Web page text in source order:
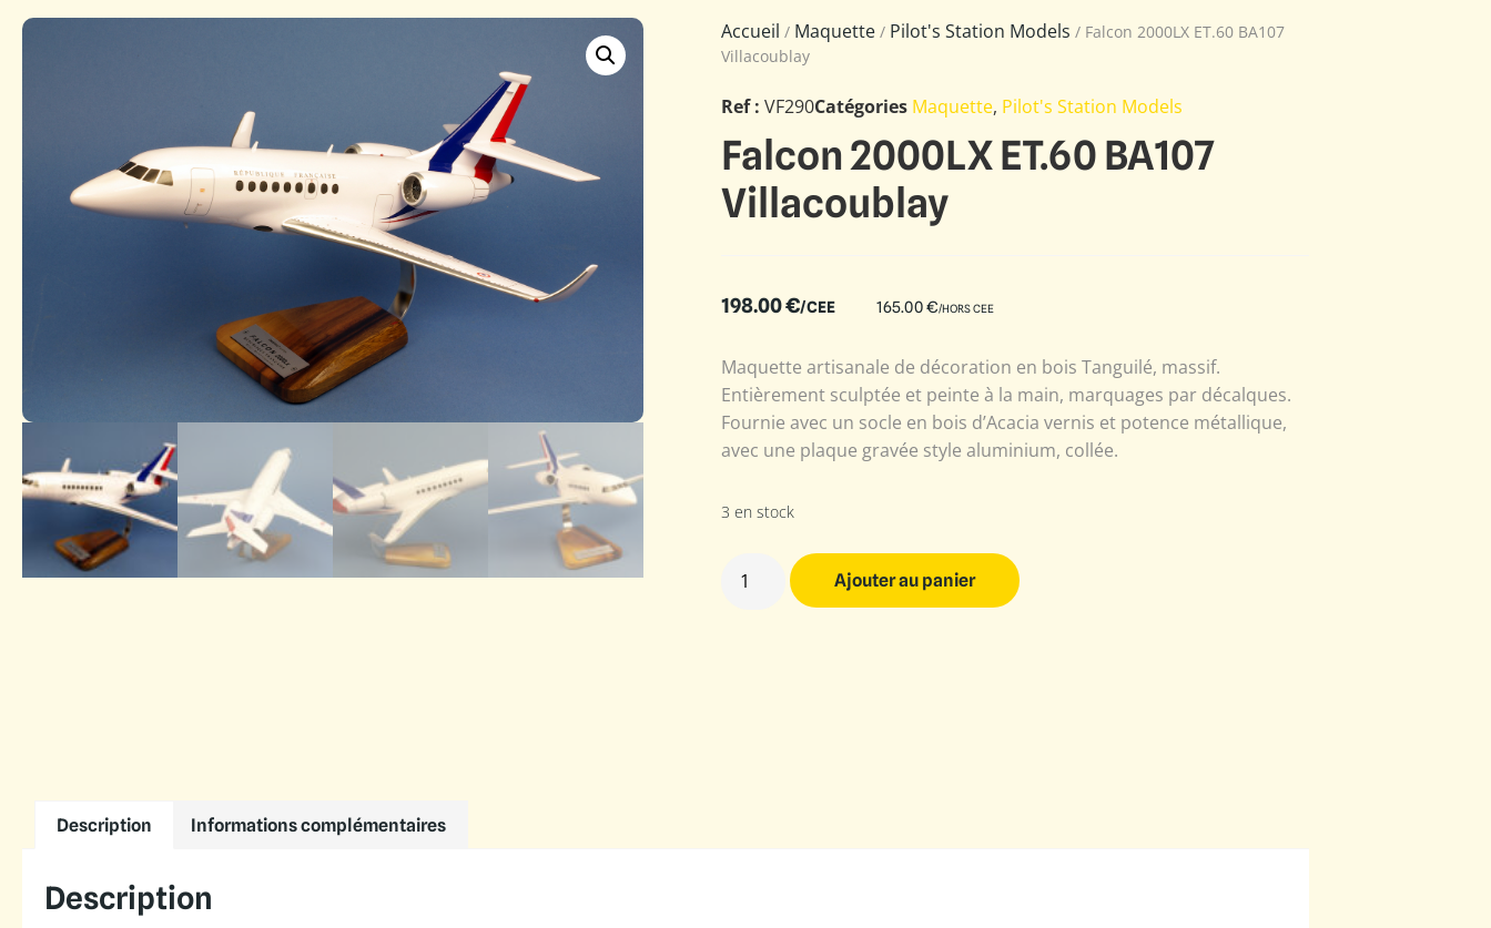
Accueil / Maquette / Pilot's Station Models / Falcon 2000LX ET.60 BA107
Villacoublay
Ref : VF290Catégories Maquette, Pilot's Station Models
Falcon 2000LX ET.60 BA107
Villacoublay
198.00€/CEE 165.00€/HORS CEE
Maquette artisanale de décoration en bois Tanguilé, massif.
Entièrement sculptée et peinte à la main, marquages par décalques.
Fournie avec un socle en bois d’Acacia vernis et potence métallique,
avec une plaque gravée style aluminium, collée.
3 en stock
Ajouter au panier
Description Informations complémentaires
Description